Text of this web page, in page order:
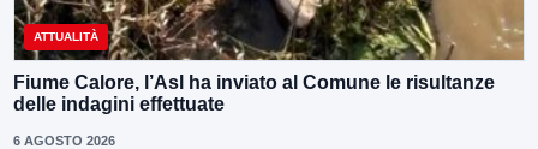
ATTUALITÀ
Fiume Calore, l’Asl ha inviato al Comune le risultanze
delle indagini effettuate
6 AGOSTO 2026